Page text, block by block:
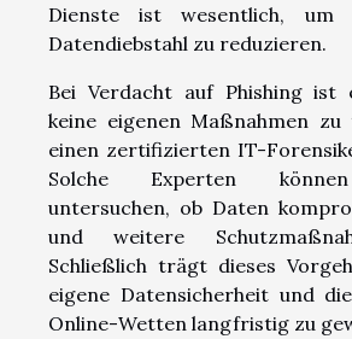
Dienste ist wesentlich, um
Datendiebstahl zu reduzieren.
Bei Verdacht auf Phishing ist
keine eigenen Maßnahmen
einen zertifizierten IT-
Solche Experten
untersuchen, ob Daten
und weitere
Schließlich trägt dieses
eigene Datensicherheit und
Online-Wetten langfristig zu